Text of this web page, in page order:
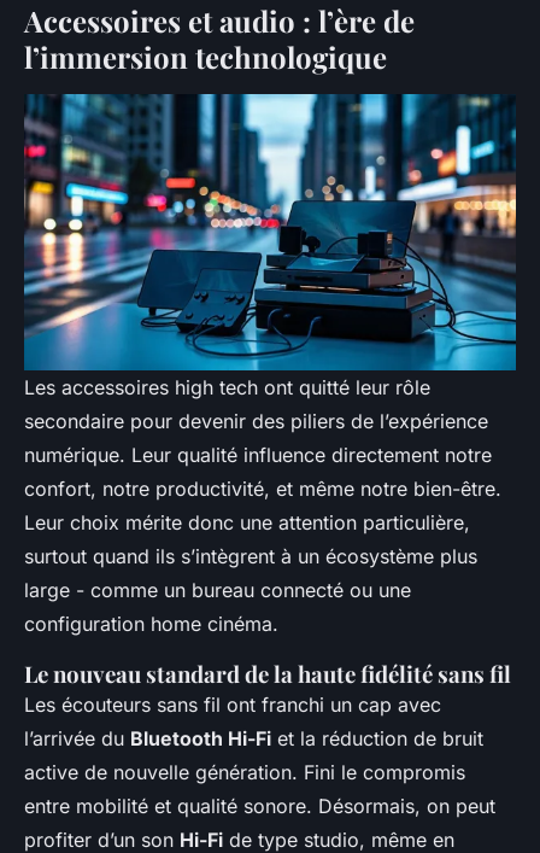
Accessoires et audio : l’ère de
l’immersion technologique
Les accessoires high tech ont quitté leur rôle
secondaire pour devenir des piliers de l’expérience
numérique. Leur qualité influence directement notre
confort, notre productivité, et même notre bien-être.
Leur choix mérite donc une attention particulière,
surtout quand ils s’intègrent à un écosystème plus
large - comme un bureau connecté ou une
configuration home cinéma.
Le nouveau standard de la haute fidélité sans fil
Les écouteurs sans fil ont franchi un cap avec
l’arrivée du Bluetooth Hi-Fi et la réduction de bruit
active de nouvelle génération. Fini le compromis
entre mobilité et qualité sonore. Désormais, on peut
profiter d’un son Hi-Fi de type studio, même en